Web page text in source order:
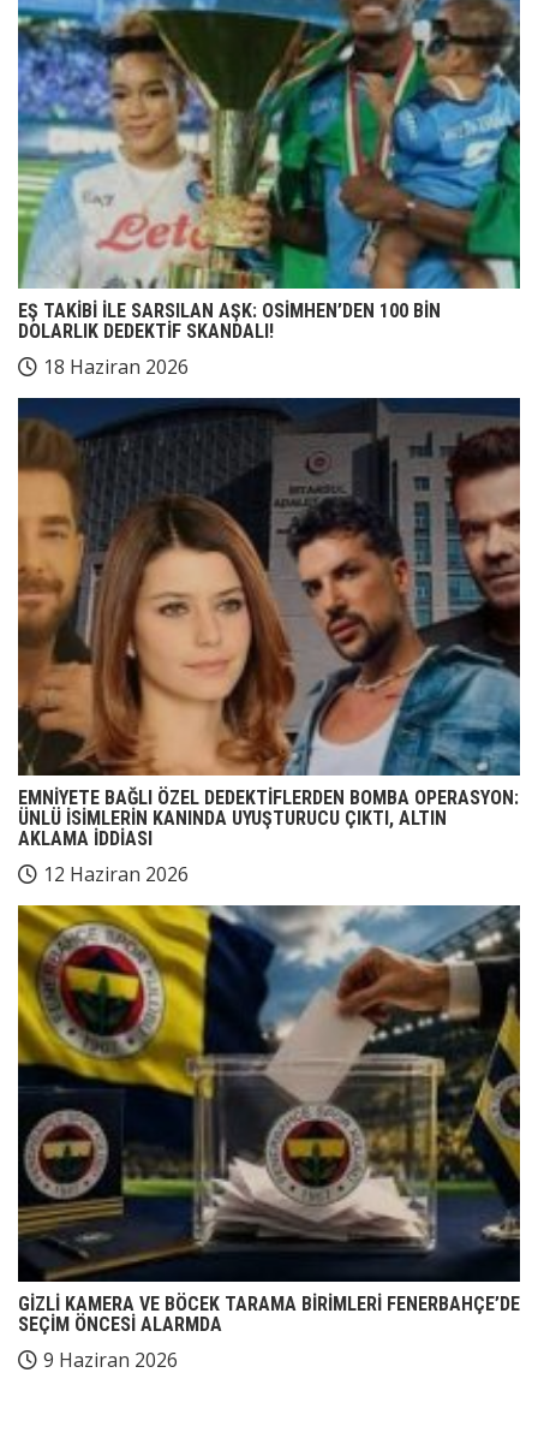
EŞ TAKİBİ İLE SARSILAN AŞK: OSİMHEN’DEN 100 BİN
DOLARLIK DEDEKTİF SKANDALI!
18 Haziran 2026
EMNİYETE BAĞLI ÖZEL DEDEKTİFLERDEN BOMBA OPERASYON:
ÜNLÜ İSİMLERİN KANINDA UYUŞTURUCU ÇIKTI, ALTIN
AKLAMA İDDİASI
12 Haziran 2026
GİZLİ KAMERA VE BÖCEK TARAMA BİRİMLERİ FENERBAHÇE’DE
SEÇİM ÖNCESİ ALARMDA
9 Haziran 2026